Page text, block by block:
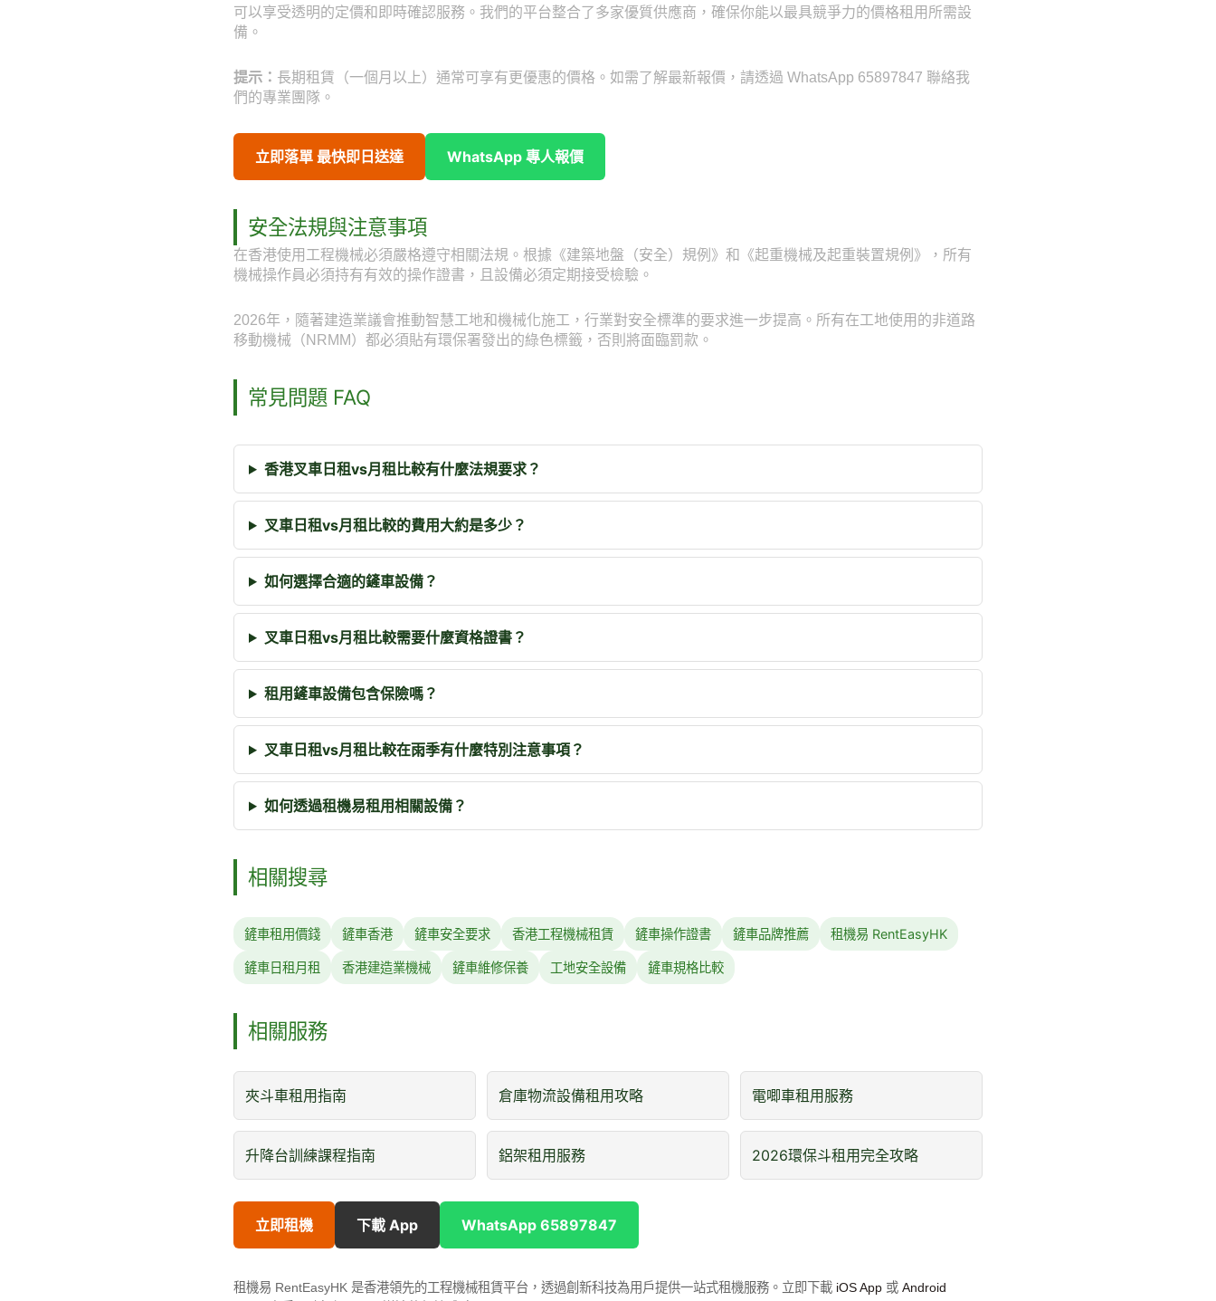
可以享受透明的定價和即時確認服務。我們的平台整合了多家優質供應商，確保你能以最具競爭力的價格租用所需設
備。
提示： 長期租賃（一個月以上）通常可享有更優惠的價格。如需了解最新報價，請透過 WhatsApp 65897847 聯絡我
們的專業團隊。
立即落單 最快即日送達 WhatsApp 專人報價
安全法規與注意事項
在香港使用工程機械必須嚴格遵守相關法規。根據《建築地盤（安全）規例》和《起重機械及起重裝置規例》，所有
機械操作員必須持有有效的操作證書，且設備必須定期接受檢驗。
2026年，隨著建造業議會推動智慧工地和機械化施工，行業對安全標準的要求進一步提高。所有在工地使用的非道路
移動機械（NRMM）都必須貼有環保署發出的綠色標籤，否則將面臨罰款。
常見問題 FAQ
香港叉車日租vs月租比較有什麼法規要求？
叉車日租vs月租比較的費用大約是多少？
如何選擇合適的鏟車設備？
叉車日租vs月租比較需要什麼資格證書？
租用鏟車設備包含保險嗎？
叉車日租vs月租比較在雨季有什麼特別注意事項？
如何透過租機易租用相關設備？
相關搜尋
鏟車租用價錢 鏟車香港 鏟車安全要求 香港工程機械租賃 鏟車操作證書 鏟車品牌推薦 租機易 RentEasyHK
鏟車日租月租 香港建造業機械 鏟車維修保養 工地安全設備 鏟車規格比較
相關服務
夾斗車租用指南 倉庫物流設備租用攻略 電唧車租用服務
升降台訓練課程指南 鋁架租用服務 2026環保斗租用完全攻略
立即租機 下載 App WhatsApp 65897847
租機易 RentEasyHK 是香港領先的工程機械租賃平台，透過創新科技為用戶提供一站式租機服務。立即下載 iOS App 或 Android